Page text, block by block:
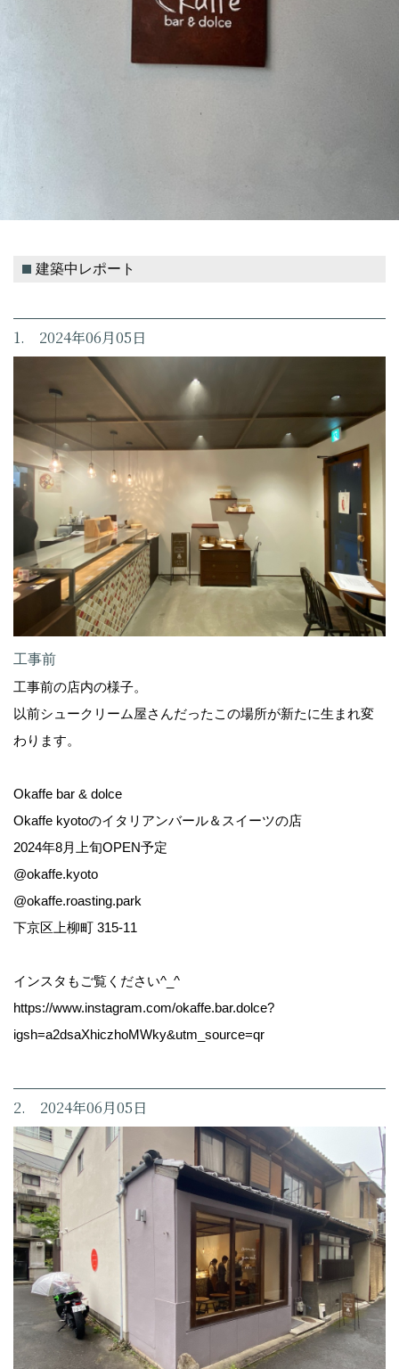
建築中レポート
1. 2024年06月05日
工事前
工事前の店内の様子。
以前シュークリーム屋さんだったこの場所が新たに生まれ変
わります。
Okaffe bar & dolce
Okaffe kyotoのイタリアンバール＆スイーツの店
2024年8月上旬OPEN予定
@okaffe.kyoto
@okaffe.roasting.park
下京区上柳町 315-11
インスタもご覧ください^_^
https://www.instagram.com/okaffe.bar.dolce?
igsh=a2dsaXhiczhoMWky&utm_source=qr
2. 2024年06月05日